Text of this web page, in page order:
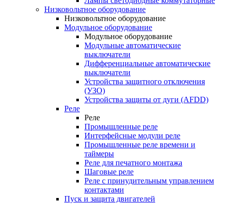
Низковольтное оборудование
Низковольтное оборудование
Модульное оборудование
Модульное оборудование
Модульные автоматические
выключатели
Дифференциальные автоматические
выключатели
Устройства защитного отключения
(УЗО)
Устройства защиты от дуги (AFDD)
Реле
Реле
Промышленные реле
Интерфейсные модули реле
Промышленные реле времени и
таймеры
Реле для печатного монтажа
Шаговые реле
Реле с принудительным управлением
контактами
Пуск и защита двигателей